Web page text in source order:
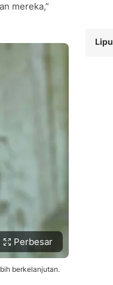
mereka,”
Perbesar
berkelanjutan.